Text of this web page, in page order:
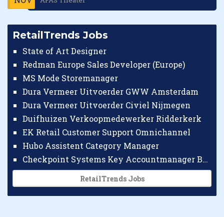
RetailTrends Jobs
State of Art Designer
Redman Europe Sales Developer (Europe)
MS Mode Storemanager
Dura Vermeer Uitvoerder GWW Amsterdam
Dura Vermeer Uitvoerder Civiel Nijmegen
Duifhuizen Verkoopmedewerker Ridderkerk
EK Retail Customer Support Omnichannel
Hubo Assistent Category Manager
Checkpoint Systems Key Accountmanager Benelux
RetailTrends Jobs